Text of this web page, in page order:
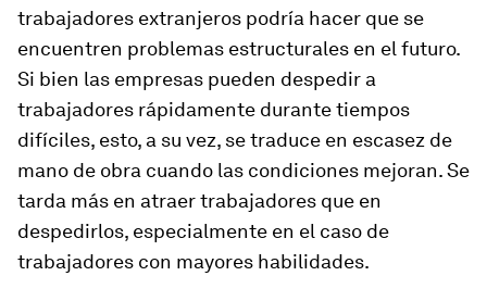
trabajadores extranjeros podría hacer que se
encuentren problemas estructurales en el futuro.
Si bien las empresas pueden despedir a
trabajadores rápidamente durante tiempos
difíciles, esto, a su vez, se traduce en escasez de
mano de obra cuando las condiciones mejoran. Se
tarda más en atraer trabajadores que en
despedirlos, especialmente en el caso de
trabajadores con mayores habilidades.